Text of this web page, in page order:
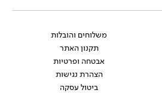
משלוחים והובלות
תקנון האתר
אבטחה ופרטיות
הצהרת נגישות
ביטול עסקה